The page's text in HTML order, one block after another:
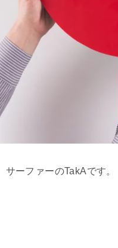
サーファーのTakAです。